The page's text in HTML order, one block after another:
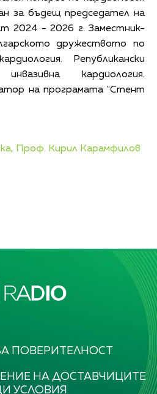
за бъдещ председател на
2024 - 2026 г. Заместник-
дружеството по
Републикански
кардиология.
на програмата "Стент
Проф. Кирил Карамфилов
ПОВЕРИТЕЛНОСТ
НА ДОСТАВЧИЦИТЕ
УСЛОВИЯ